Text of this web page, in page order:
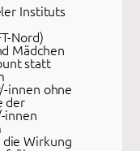
Instituts
Nord)
Mädchen
statt
innen ohne
der
innen
Wirkung